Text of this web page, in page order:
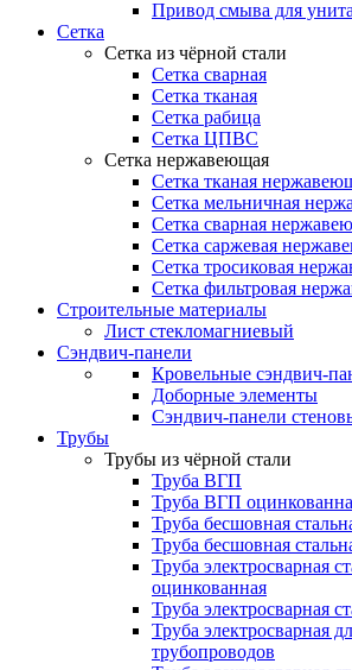
Привод смыва для
Сетка
Сетка из чёрной стали
Сетка сварная
Сетка тканая
Сетка рабица
Сетка ЦПВС
Сетка нержавеющая
Сетка тканая
Сетка мельничная
Сетка сварная
Сетка саржевая
Сетка тросиковая
Сетка фильтровая
Строительные материалы
Лист стекломагниевый
Сэндвич-панели
Кровельные сэндвич-
Доборные элементы
Сэндвич-панели
Трубы
Трубы из чёрной стали
Труба ВГП
Труба ВГП
Труба бесшовная
Труба бесшовная
Труба электросварная
оцинкованная
Труба электросварная
Труба электросварная
трубопроводов